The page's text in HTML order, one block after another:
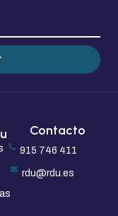
Contacto
915 746 411
rdu@rdu.es